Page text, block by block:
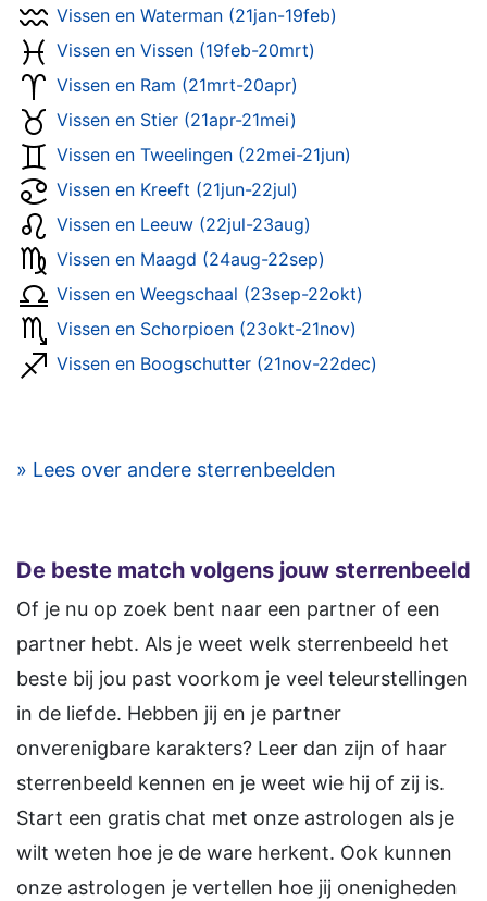
Vissen en Waterman (21jan-19feb)
Vissen en Vissen (19feb-20mrt)
Vissen en Ram (21mrt-20apr)
Vissen en Stier (21apr-21mei)
Vissen en Tweelingen (22mei-21jun)
Vissen en Kreeft (21jun-22jul)
Vissen en Leeuw (22jul-23aug)
Vissen en Maagd (24aug-22sep)
Vissen en Weegschaal (23sep-22okt)
Vissen en Schorpioen (23okt-21nov)
Vissen en Boogschutter (21nov-22dec)
» Lees over andere sterrenbeelden
De beste match volgens jouw sterrenbeeld
Of je nu op zoek bent naar een partner of een
partner hebt. Als je weet welk sterrenbeeld het
beste bij jou past voorkom je veel teleurstellingen
in de liefde. Hebben jij en je partner
onverenigbare karakters? Leer dan zijn of haar
sterrenbeeld kennen en je weet wie hij of zij is.
Start een gratis chat met onze astrologen als je
wilt weten hoe je de ware herkent. Ook kunnen
onze astrologen je vertellen hoe jij onenigheden